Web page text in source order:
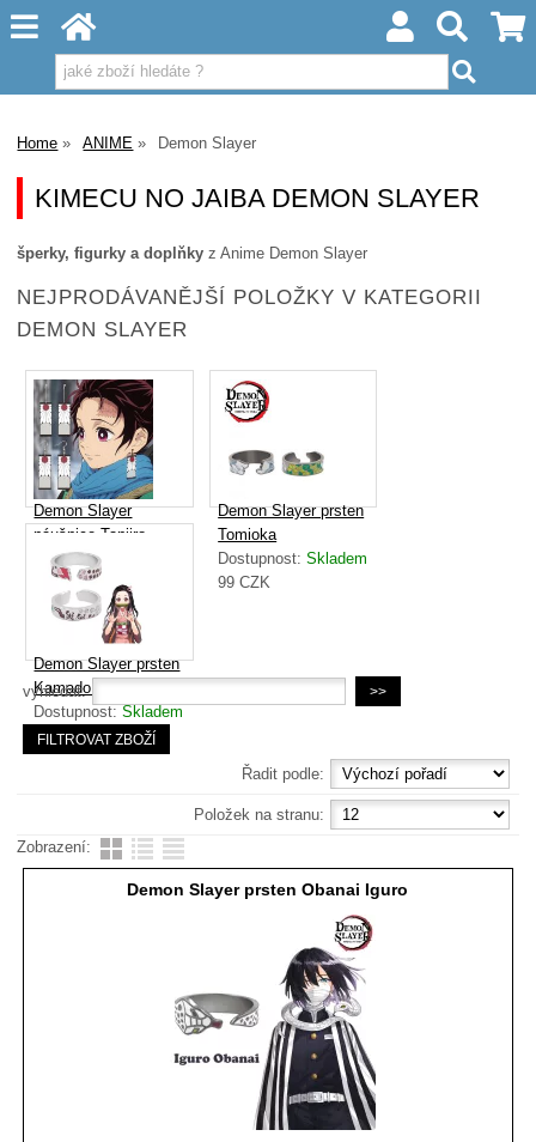
Home ANIME Demon Slayer
KIMECU NO JAIBA DEMON SLAYER
šperky, figurky a doplňky z Anime Demon Slayer
NEJPRODÁVANĚJŠÍ POLOŽKY V KATEGORII
DEMON SLAYER
Demon Slayer
náušnice Tanjiro
Kamado
Dostupnost:dle
varianty
Demon Slayer prsten
Tomioka
Dostupnost:Skladem
99CZK
Demon Slayer prsten
Kamado Nezuko
Dostupnost:Skladem
99 CZK
vyhledat:
Řadit podle:
Položek na stranu:
Zobrazení:
Demon Slayer prsten Obanai Iguro